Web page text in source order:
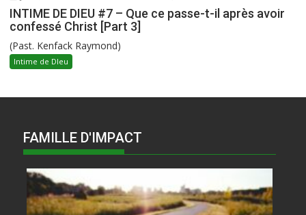
INTIME DE DIEU #7 – Que ce passe-t-il après avoir
confessé Christ [Part 3]
(Past. Kenfack Raymond)
Intime de DIeu
FAMILLE D'IMPACT